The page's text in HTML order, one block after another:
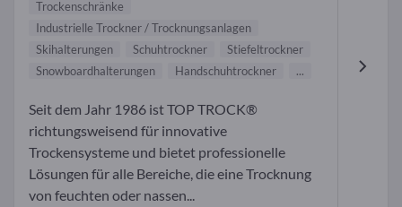
Trockenschränke
Industrielle Trockner / Trocknungsanlagen
Skihalterungen
Schuhtrockner
Stiefeltrockner
Snowboardhalterungen
Handschuhtrockner ...
Seit dem Jahr 1986 ist TOP TROCK®
richtungsweisend für innovative
Trockensysteme und bietet professionelle
Lösungen für alle Bereiche, die eine Trocknung
von feuchten oder nassen...